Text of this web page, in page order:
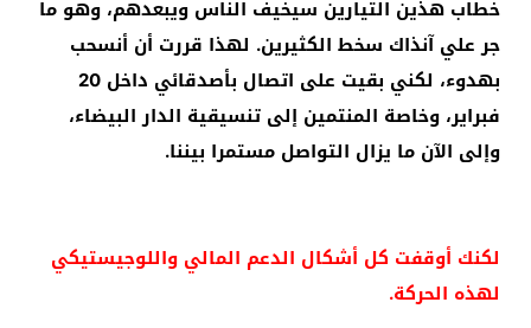
خطاب هذين التيارين سيخيف الناس ويبعدهم، وهو ما
جر علي آنذاك سخط الكثيرين. لهذا قررت أن أنسحب
بهدوء، لكني بقيت على اتصال بأصدقائي داخل 20
فبراير، وخاصة المنتمين إلى تنسيقية الدار البيضاء،
وإلى الآن ما يزال التواصل مستمرا بيننا.
لكنك أوقفت كل أشكال الدعم المالي واللوجيستيكي
لهذه الحركة.